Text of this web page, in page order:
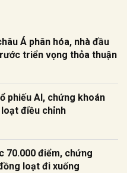
Á phân hóa, nhà đầu
triển vọng thỏa thuận
phiếu AI, chứng khoán
điều chỉnh
70.000 điểm, chứng
loạt đi xuống